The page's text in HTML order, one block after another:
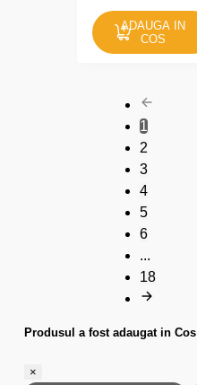
ADAUGA IN
COS
1
2
3
4
5
6
...
18
Produsul a fost adaugat in Cos
×